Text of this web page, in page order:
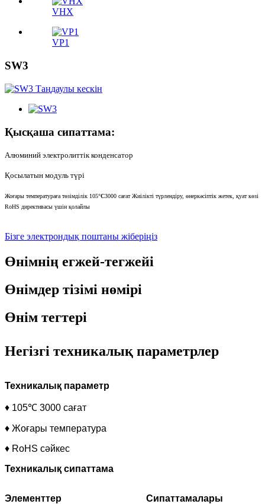
VHX
VP1
SW3
Қысқаша сипаттама:
Алюминий электролиттік конденсатор
Қосылатын модуль түрі
Жоғары температураға төзімділік 105°C3000 сағат Жиілікті түрлендіру, өнеркәсіптік жетек, қуат көзі
RoHS директивасы үшін қолайлы
Бізге электрондық поштаны жіберіңіз
Өнімнің егжей-тегжейі
Өнімдер тізімі нөмірі
Өнім тегтері
Негізгі техникалық параметрлер
Техникалық параметр
♦ 105℃ 3000 сағат
♦ Жоғары температура
♦ RoHS сәйкес
Техникалық сипаттама
Элементтер Сипаттамалары